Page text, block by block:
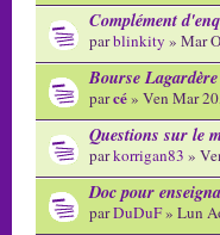
Complément
parblinkity » Mar
Bourse
parcé» Ven Mar
Questions sur le
parkorrigan83 »
Doc pour
parDuDuF» Lun